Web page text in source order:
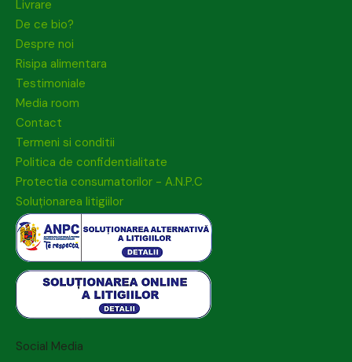
Livrare
De ce bio?
Despre noi
Risipa alimentara
Testimoniale
Media room
Contact
Termeni si conditii
Politica de confidentialitate
Protectia consumatorilor - A.N.P.C
Soluționarea litigiilor
Social Media